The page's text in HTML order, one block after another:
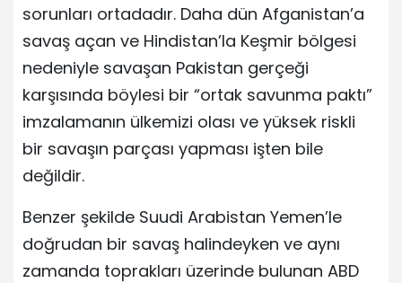
sorunları ortadadır. Daha dün Afganistan’a
savaş açan ve Hindistan’la Keşmir bölgesi
nedeniyle savaşan Pakistan gerçeği
karşısında böylesi bir “ortak savunma paktı”
imzalamanın ülkemizi olası ve yüksek riskli
bir savaşın parçası yapması işten bile
değildir.
Benzer şekilde Suudi Arabistan Yemen’le
doğrudan bir savaş halindeyken ve aynı
zamanda toprakları üzerinde bulunan ABD